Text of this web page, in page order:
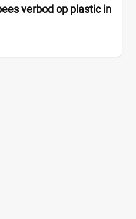
verbod op plastic in